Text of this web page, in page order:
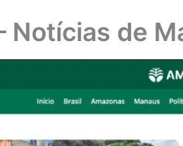
Notícias de